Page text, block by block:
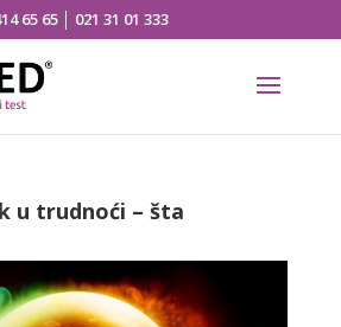
65 65 021 31 01 333
u trudnoći – šta